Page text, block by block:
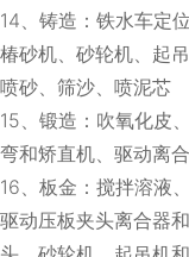
14、铸造：铁水车定
椿砂机、砂轮机、起
喷砂、筛沙、喷泥芯
15、锻造：吹氧化皮
弯和矫直机、驱动离
16、板金：搅拌溶液
驱动压板夹头离合器